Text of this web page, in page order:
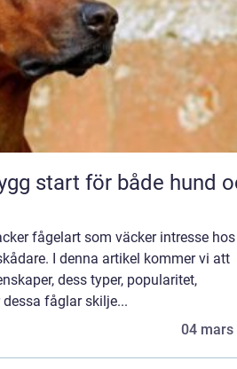
fågelart som väcker intresse hos
I denna artikel kommer vi att
dess typer, popularitet,
fåglar skilje...
04 mars